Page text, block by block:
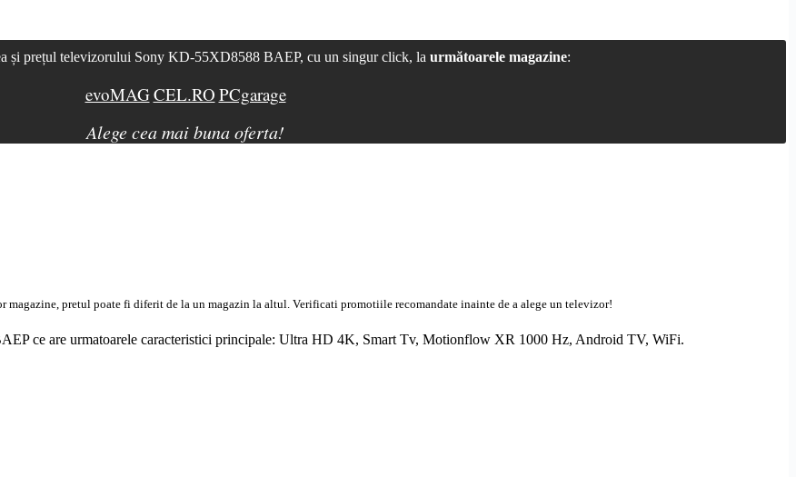
și prețul televizorului Sony KD-55XD8588 BAEP, cu un singur click, la următoarele magazine:
evoMAGCEL.RO PCgarage
Alege cea mai buna oferta!
magazine, pretul poate fi diferit de la un magazin la altul. Verificati promotiile recomandate inainte de a alege un televizor!
ce are urmatoarele caracteristici principale: Ultra HD 4K, Smart Tv, Motionflow XR 1000 Hz, Android TV, WiFi.